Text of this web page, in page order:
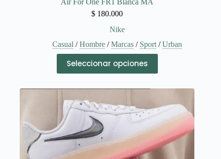
$ 180.000
Nike
Casual /Hombre/Marcas/ Sport/Urban
Seleccionar opciones
producto
tiene
opciones
pueden
elegir
en